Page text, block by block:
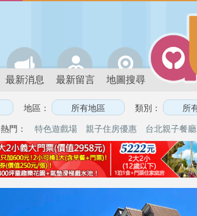
最新消息 最新留言 地圖搜尋
地區： 類別：
熱門： 特色遊戲場 親子住房優惠 台北親子餐廳